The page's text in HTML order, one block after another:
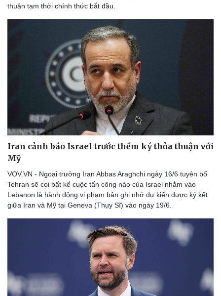
thuận tạm thời chính thức bắt đầu.
Iran cảnh báo Israel trước thềm ký thỏa thuận với
Mỹ
VOV.VN - Ngoại trưởng Iran Abbas Araghchi ngày 16/6 tuyên bố
Tehran sẽ coi bất kể cuộc tấn công nào của Israel nhằm vào
Lebanon là hành động vi phạm bản ghi nhớ dự kiến được ký kết
giữa Iran và Mỹ tại Geneva (Thụy Sĩ) vào ngày 19/6.